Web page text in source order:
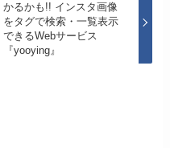
かるかも!! インスタ画像
をタグで検索・一覧表示
できるWebサービス
『yooying』